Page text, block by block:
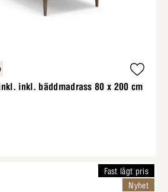
inkl. bäddmadrass 80 x 200 cm
Fast lågt pris
Nyhet